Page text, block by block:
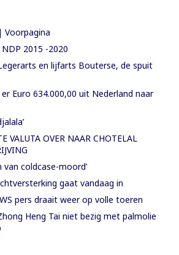
Voorpagina
2015 -2020
en lijfarts Bouterse, de spuit
Euro 634.000,00 uit Nederland naar
VALUTA OVER NAAR CHOTELAL
van coldcase-moord’
gaat vandaag in
pers draait weer op volle toeren
Heng Tai niet bezig met palmolie